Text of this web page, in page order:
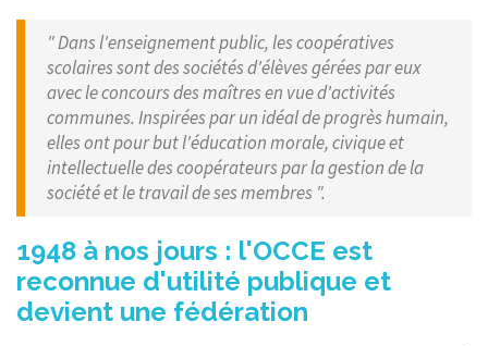
" Dans l'enseignement public, les coopératives
scolaires sont des sociétés d'élèves gérées par eux
avec le concours des maîtres en vue d'activités
communes. Inspirées par un idéal de progrès humain,
elles ont pour but l'éducation morale, civique et
intellectuelle des coopérateurs par la gestion de la
société et le travail de ses membres ".
1948 à nos jours : l'OCCE est
reconnue d'utilité publique et
devient une fédération